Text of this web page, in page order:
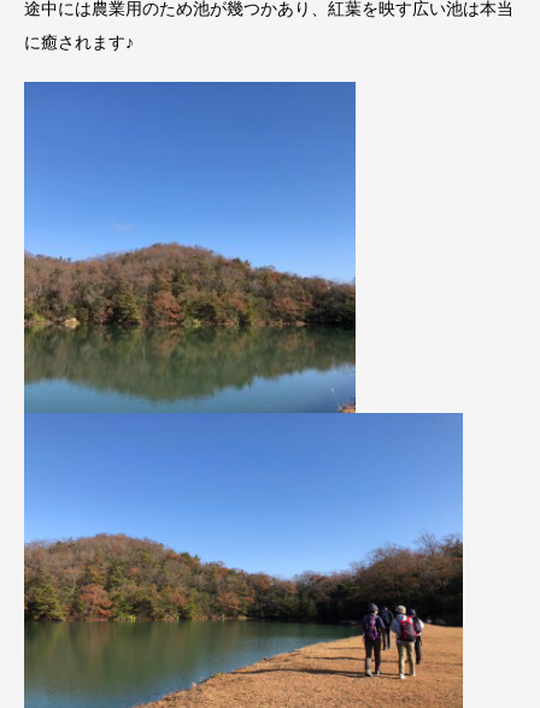
途中には農業用のため池が幾つかあり、紅葉を映す広い池は本当
に癒されます♪